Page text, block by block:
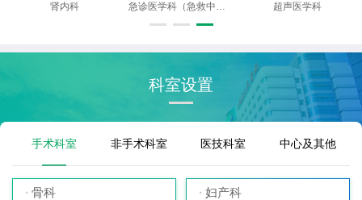
肾内科
急诊医学科（急救中心）
超声医学科
科室设置
手术科室 非手术科室 医技科室 中心及其他
骨科 妇产科